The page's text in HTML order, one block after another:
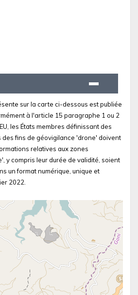
sur la carte ci-dessous est publiée
à l'article 15 paragraphe 1 ou 2
les États membres définissant des
des fins de géovigilance 'drone' doivent
relatives aux zones
y compris leur durée de validité, soient
un format numérique, unique et
2022.